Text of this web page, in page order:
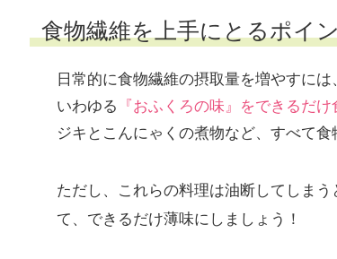
食物繊維を上手にとるポイ
日常的に食物繊維の摂取量を増やすには、
いわゆる 『おふくろの味』をできるだ
ジキとこんにゃくの煮物など、すべて食
ただし、これらの料理は油断してしまう
て、できるだけ薄味にしましょう！